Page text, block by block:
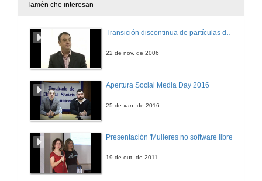
Tamén che interesan
Transición discontinua de partículas de microgel termosensible
22 de nov. de 2006
Apertura Social Media Day 2016
25 de xan. de 2016
Presentación 'Mulleres no software libre'
19 de out. de 2011